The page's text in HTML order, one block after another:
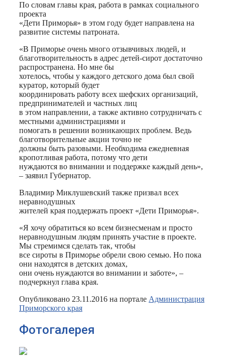
По словам главы края, работа в рамках социального
проекта
«Дети Приморья» в этом году будет направлена на
развитие системы патроната.
«В Приморье очень много отзывчивых людей, и
благотворительность в адрес детей-сирот достаточно
распространена. Но мне бы
хотелось, чтобы у каждого детского дома был свой
куратор, который будет
координировать работу всех шефских организаций,
предпринимателей и частных лиц
в этом направлении, а также активно сотрудничать с
местными администрациями и
помогать в решении возникающих проблем. Ведь
благотворительные акции точно не
должны быть разовыми. Необходима ежедневная
кропотливая работа, потому что дети
нуждаются во внимании и поддержке каждый день»,
– заявил Губернатор.
Владимир Миклушевский также призвал всех
неравнодушных
жителей края поддержать проект «Дети Приморья».
«Я хочу обратиться ко всем бизнесменам и просто
неравнодушным людям принять участие в проекте.
Мы стремимся сделать так, чтобы
все сироты в Приморье обрели свою семью. Но пока
они находятся в детских домах,
они очень нуждаются во внимании и заботе», –
подчеркнул глава края.
Опубликовано 23.11.2016 на портале Администрация
Приморского края
Фотогалерея